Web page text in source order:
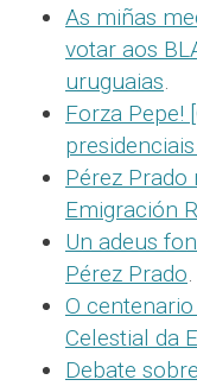
As miñas
votar aos
uruguaias.
Forza Pepe!
Pérez Prado
Emigración
Un adeus
Pérez Prado.
O
Celestial da
Debate